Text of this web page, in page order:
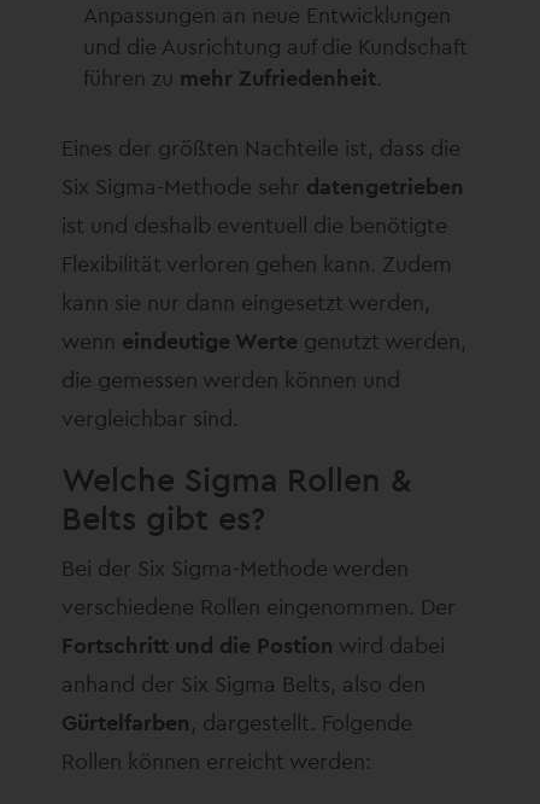
Anpassungen an neue Entwicklungen
und die Ausrichtung auf die Kundschaft
führen zu mehr Zufriedenheit.
Eines der größten Nachteile ist, dass die
Six Sigma-Methode sehr datengetrieben
ist und deshalb eventuell die benötigte
Flexibilität verloren gehen kann. Zudem
kann sie nur dann eingesetzt werden,
wenn eindeutige Werte genutzt werden,
die gemessen werden können und
vergleichbar sind.
Welche Sigma Rollen &
Belts gibt es?
Bei der Six Sigma-Methode werden
verschiedene Rollen eingenommen. Der
Fortschritt und die Postion wird dabei
anhand der Six Sigma Belts, also den
Gürtelfarben, dargestellt. Folgende
Rollen können erreicht werden: